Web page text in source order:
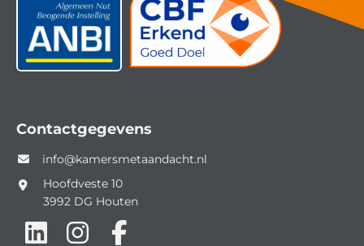
Contactgegevens
info@kamersmetaandacht.nl
Hoofdveste 10
3992 DG Houten